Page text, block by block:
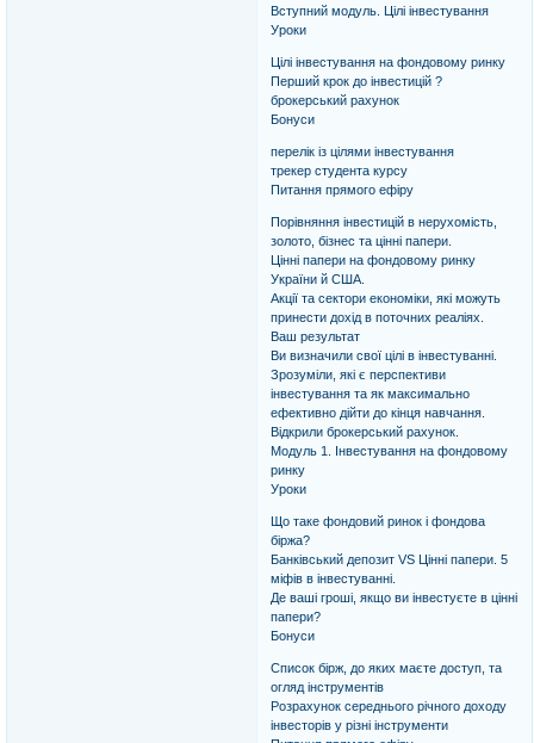
Вступний модуль. Цілі інвестування
Уроки
Цілі інвестування на фондовому ринку
Перший крок до інвестицій ?
брокерський рахунок
Бонуси
перелік із цілями інвестування
трекер студента курсу
Питання прямого ефіру
Порівняння інвестицій в нерухомість,
золото, бізнес та цінні папери.
Цінні папери на фондовому ринку
України й США.
Акції та сектори економіки, які можуть
принести дохід в поточних реаліях.
Ваш результат
Ви визначили свої цілі в інвестуванні.
Зрозуміли, які є перспективи
інвестування та як максимально
ефективно дійти до кінця навчання.
Відкрили брокерський рахунок.
Модуль 1. Інвестування на фондовому
ринку
Уроки
Що таке фондовий ринок і фондова
біржа?
Банківський депозит VS Цінні папери. 5
міфів в інвестуванні.
Де ваші гроші, якщо ви інвестуєте в цінні
папери?
Бонуси
Список бірж, до яких маєте доступ, та
огляд інструментів
Розрахунок середнього річного доходу
інвесторів у різні інструменти